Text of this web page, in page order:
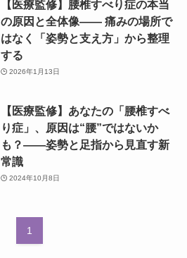
【医療監修】腰椎すべり症の本当
の原因と全体像―― 痛みの場所で
はなく「姿勢と支え方」から整理
する
2026年1月13日
【医療監修】あなたの「腰椎すべ
り症」、原因は“腰”ではないか
も？——姿勢と足指から見直す新
常識
2024年10月8日
1